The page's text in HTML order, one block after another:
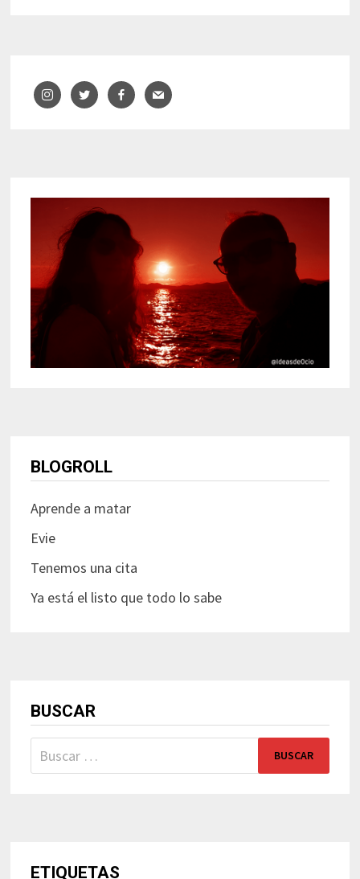
BLOGROLL
Aprende a matar
Evie
Tenemos una cita
Ya está el listo que todo lo sabe
BUSCAR
Buscar:
ETIQUETAS